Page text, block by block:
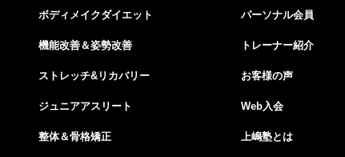
ボディメイクダイエット
機能改善＆姿勢改善
ストレッチ&リカバリー
ジュニアアスリート
整体＆骨格矯正
パーソナル会員
トレーナー紹介
お客様の声
Web入会
上嶋塾とは